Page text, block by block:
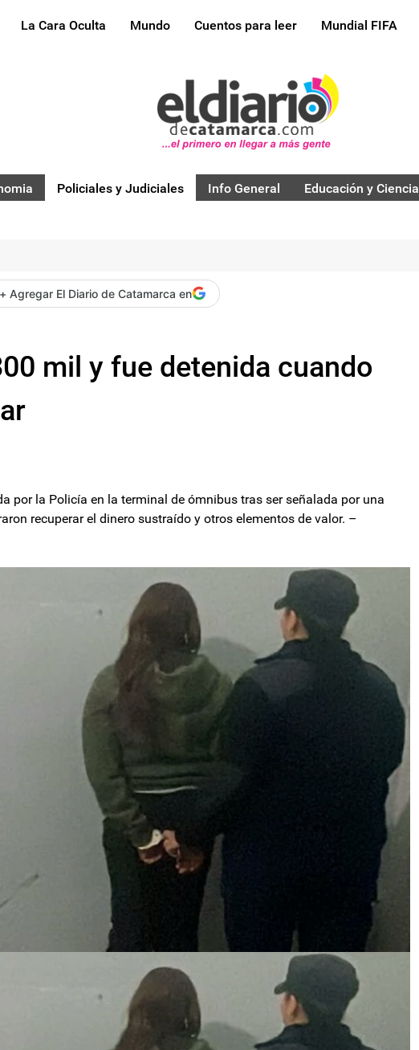
La Cara Oculta Mundo Cuentos para leer Mundial FIFA
Policiales y Judiciales Info General Educación y Ciencia
+ Agregar El Diario de Catamarca en
mil y fue detenida cuando
por la Policía en la terminal de ómnibus tras ser señalada por una
recuperar el dinero sustraído y otros elementos de valor. –